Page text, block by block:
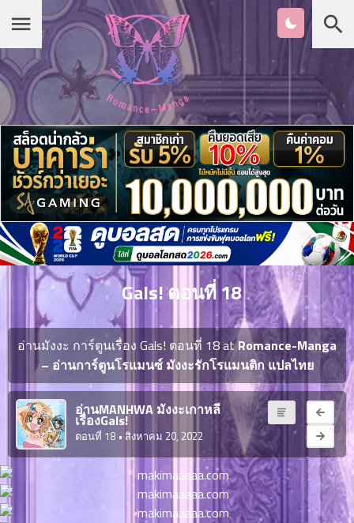
หน้าแรก
หมวดมังงะ
รายชื่อมังงะ Romance
เกาหลี
จีน
จบแล้ว
Gals! ตอนที่ 18
อ่านมังงะ การ์ตูนเรื่อง Gals! ตอนที่ 18 atRomance-Manga
– อ่านการ์ตูนโรแมนซ์ มังงะรักโรแมนติก แปลไทย
อ่านMANHWA มังงะเกาหลี
เรื่องGals!
ตอนที่ 18 • สิงหาคม 20, 2022
Chapter
List
1
ตอน
ที่
น
2
ตอน
ที่
น
3
ตอน
ที่
ม
ม
5
ตอน
ที่
6
ตอน
ที่
น
7
ตอน